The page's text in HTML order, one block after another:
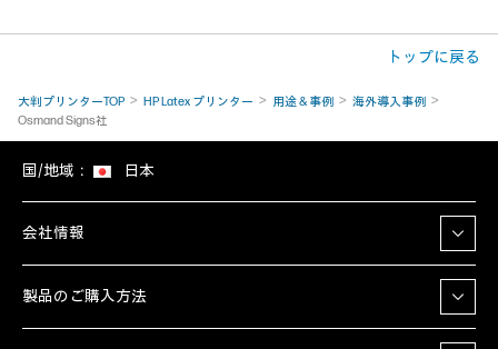
トップに戻る
大判プリンターTOP HP Latex プリンター 用途 & 事例
海外導入事例
Osmand Signs社
国/地域： 日本
会社情報
製品のご購入方法